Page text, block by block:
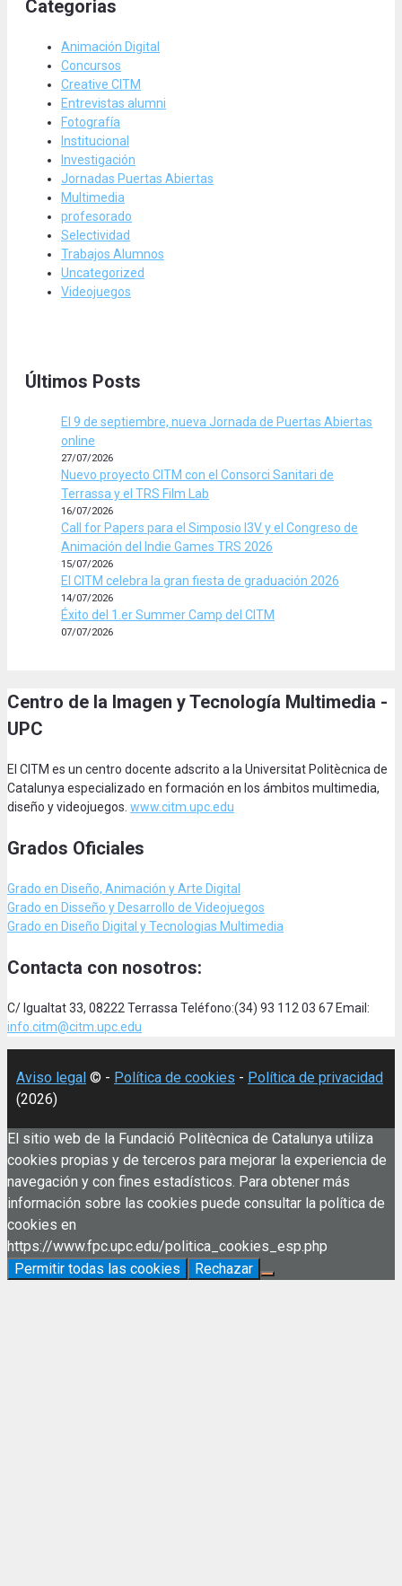
Categorias
Animación Digital
Concursos
Creative CITM
Entrevistas alumni
Fotografía
Institucional
Investigación
Jornadas Puertas Abiertas
Multimedia
profesorado
Selectividad
Trabajos Alumnos
Uncategorized
Videojuegos
Últimos Posts
El 9 de septiembre, nueva Jornada de Puertas Abiertas
online
27/07/2026
Nuevo proyecto CITM con el Consorci Sanitari de
Terrassa y el TRS Film Lab
16/07/2026
Call for Papers para el Simposio I3V y el Congreso de
Animación del Indie Games TRS 2026
15/07/2026
El CITM celebra la gran fiesta de graduación 2026
14/07/2026
Éxito del 1.er Summer Camp del CITM
07/07/2026
Centro de la Imagen y Tecnología Multimedia -
UPC
El CITM es un centro docente adscrito a la Universitat Politècnica de
Catalunya especializado en formación en los ámbitos multimedia,
diseño y videojuegos. www.citm.upc.edu
Grados Oficiales
Grado en Diseño, Animación y Arte Digital
Grado en Disseño y Desarrollo de Videojuegos
Grado en Diseño Digital y Tecnologias Multimedia
Contacta con nosotros:
C/ Igualtat 33, 08222 Terrassa Teléfono:(34) 93 112 03 67 Email:
info.citm@citm.upc.edu
Aviso legal © - Política de cookies - Política de privacidad
(2026)
El sitio web de la Fundació Politècnica de Catalunya utiliza
cookies propias y de terceros para mejorar la experiencia de
navegación y con fines estadísticos. Para obtener más
información sobre las cookies puede consultar la política de
cookies en
https://www.fpc.upc.edu/politica_cookies_esp.php
Permitir todas las cookies
Rechazar